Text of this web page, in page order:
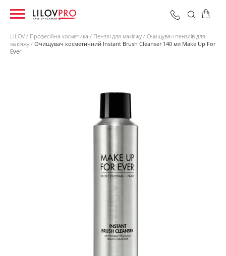
LILOV Професійна косметика Пензлі для макіяжу
Очищувач пензлів для
макіяжу
Очищувач косметичний Instant Brush Cleanser 140 мл Make Up For
Ever